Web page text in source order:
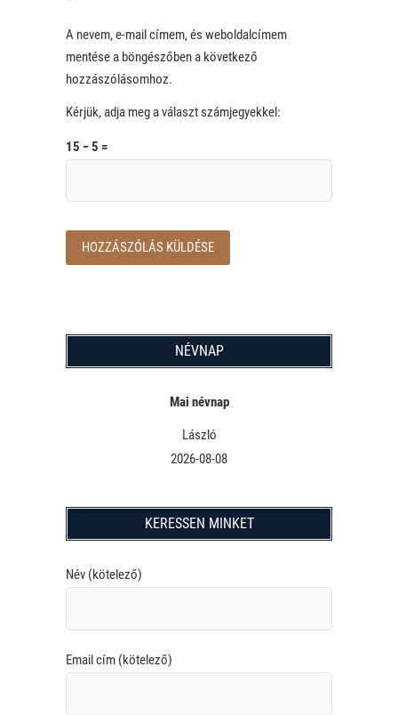
A nevem, e-mail címem, és weboldalcímem
mentése a böngészőben a következő
hozzászólásomhoz.
Kérjük, adja meg a választ számjegyekkel:
15 − 5 =
NÉVNAP
Mai névnap
László
2026-08-08
KERESSEN MINKET
Név (kötelező)
Email cím (kötelező)